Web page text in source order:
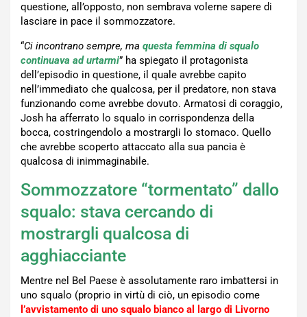
questione, all’opposto, non sembrava volerne sapere di
lasciare in pace il sommozzatore.
“Ci incontrano sempre, ma questa femmina di squalo
continuava ad urtarmi” ha spiegato il protagonista
dell’episodio in questione, il quale avrebbe capito
nell’immediato che qualcosa, per il predatore, non stava
funzionando come avrebbe dovuto. Armatosi di coraggio,
Josh ha afferrato lo squalo in corrispondenza della
bocca, costringendolo a mostrargli lo stomaco. Quello
che avrebbe scoperto attaccato alla sua pancia è
qualcosa di inimmaginabile.
Sommozzatore “tormentato” dallo
squalo: stava cercando di
mostrargli qualcosa di
agghiacciante
Mentre nel Bel Paese è assolutamente raro imbattersi in
uno squalo (proprio in virtù di ciò, un episodio come
l’avvistamento di uno squalo bianco al largo di Livorno